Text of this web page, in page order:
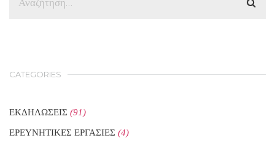
CATEGORIES
ΕΚΔΗΛΩΣΕΙΣ (91)
ΕΡΕΥΝΗΤΙΚΕΣ ΕΡΓΑΣΙΕΣ (4)